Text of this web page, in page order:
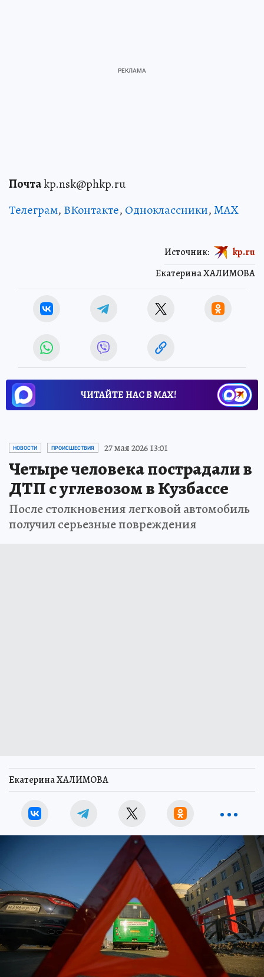
Почтаkp.nsk@phkp.ru
Телеграм, ВКонтакте, Одноклассники,MAX
Екатерина ХАЛИМОВА
Источник: kp.ru
ЧИТАЙТЕ НАС В МАХ!
НОВОСТИ ПРОИСШЕСТВИЯ 27 мая 2026 13:01
Четыре человека пострадали в
ДТП с углевозом в Кузбассе
После столкновения легковой автомобиль
получил серьезные повреждения
Екатерина ХАЛИМОВА